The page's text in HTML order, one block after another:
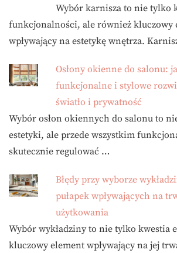
Wybór karnisza to nie tylko
funkcjonalności, ale również kluczowy
wpływający na estetykę wnętrza.
Osłony okienne do salonu:
funkcjonalne i stylowe
światło i prywatność
Wybór osłon okiennych do salonu to
estetyki, ale przede wszystkim
skutecznie regulować …
Błędy przy wyborze
pułapek wpływających na
użytkowania
Wybór wykładziny to nie tylko kwestia
kluczowy element wpływający na jej